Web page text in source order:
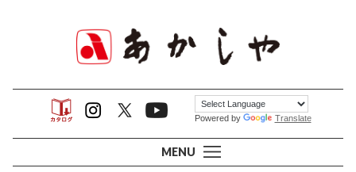
MENU
Powered by Translate